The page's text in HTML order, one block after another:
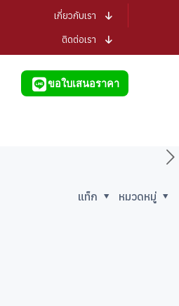
UPS In/Out:
เกี่ยวกับเรา
ติดต่อเรา
ขอใบเสนอราคา
หมวดหมู่
แท็ก